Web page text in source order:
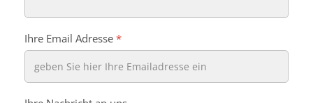
Ihre Email Adresse *